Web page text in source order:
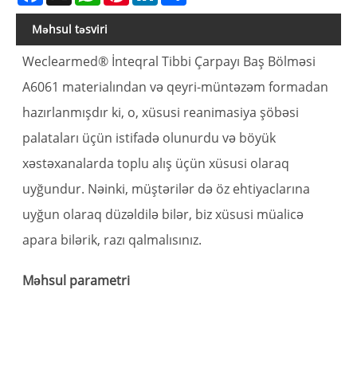
Məhsul təsviri
Weclearmed® İnteqral Tibbi Çarpayı Baş Bölməsi
A6061 materialından və qeyri-müntəzəm formadan
hazırlanmışdır ki, o, xüsusi reanimasiya şöbəsi
palataları üçün istifadə olunurdu və böyük
xəstəxanalarda toplu alış üçün xüsusi olaraq
uyğundur. Nəinki, müştərilər də öz ehtiyaclarına
uyğun olaraq düzəldilə bilər, biz xüsusi müalicə
apara bilərik, razı qalmalısınız.
Məhsul parametri